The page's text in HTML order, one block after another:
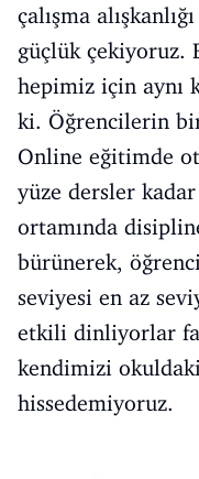
çalışma
güçlük çekiyoruz.
hepimiz için aynı
ki. Öğrencilerin
Online eğitimde
yüze dersler
ortamında
bürünerek,
seviyesi en az
etkili dinliyorlar
kendimizi
hissedemiyoruz.